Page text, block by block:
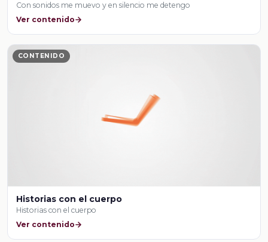
Con sonidos me muevo y en silencio me detengo
Ver contenido
CONTENIDO
Historias con el cuerpo
Historias con el cuerpo
Ver contenido